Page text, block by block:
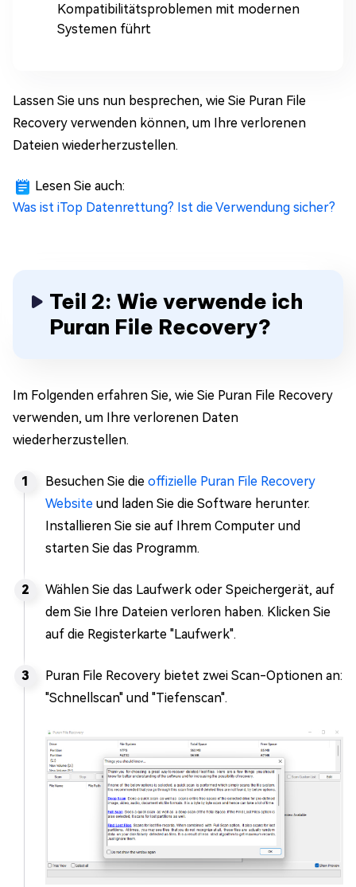
Kompatibilitätsproblemen mit modernen
Systemen führt
Lassen Sie uns nun besprechen, wie Sie Puran File
Recovery verwenden können, um Ihre verlorenen
Dateien wiederherzustellen.
Lesen Sie auch:
Was ist iTop Datenrettung? Ist die Verwendung sicher?
Teil 2: Wie verwende ich
Puran File Recovery?
Im Folgenden erfahren Sie, wie Sie Puran File Recovery
verwenden, um Ihre verlorenen Daten
wiederherzustellen.
Besuchen Sie die offizielle Puran File Recovery
Website und laden Sie die Software herunter.
Installieren Sie sie auf Ihrem Computer und
starten Sie das Programm.
Wählen Sie das Laufwerk oder Speichergerät, auf
dem Sie Ihre Dateien verloren haben. Klicken Sie
auf die Registerkarte "Laufwerk".
Puran File Recovery bietet zwei Scan-Optionen an:
"Schnellscan" und "Tiefenscan".